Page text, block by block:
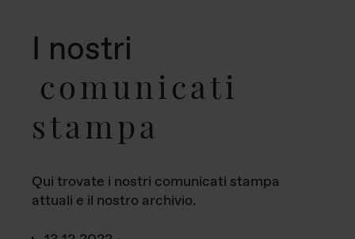
I nostri
comunicati
stampa
Qui trovate i nostri comunicati stampa
attuali e il nostro archivio.